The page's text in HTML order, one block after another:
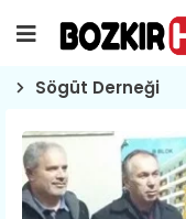
Sögüt Derneği